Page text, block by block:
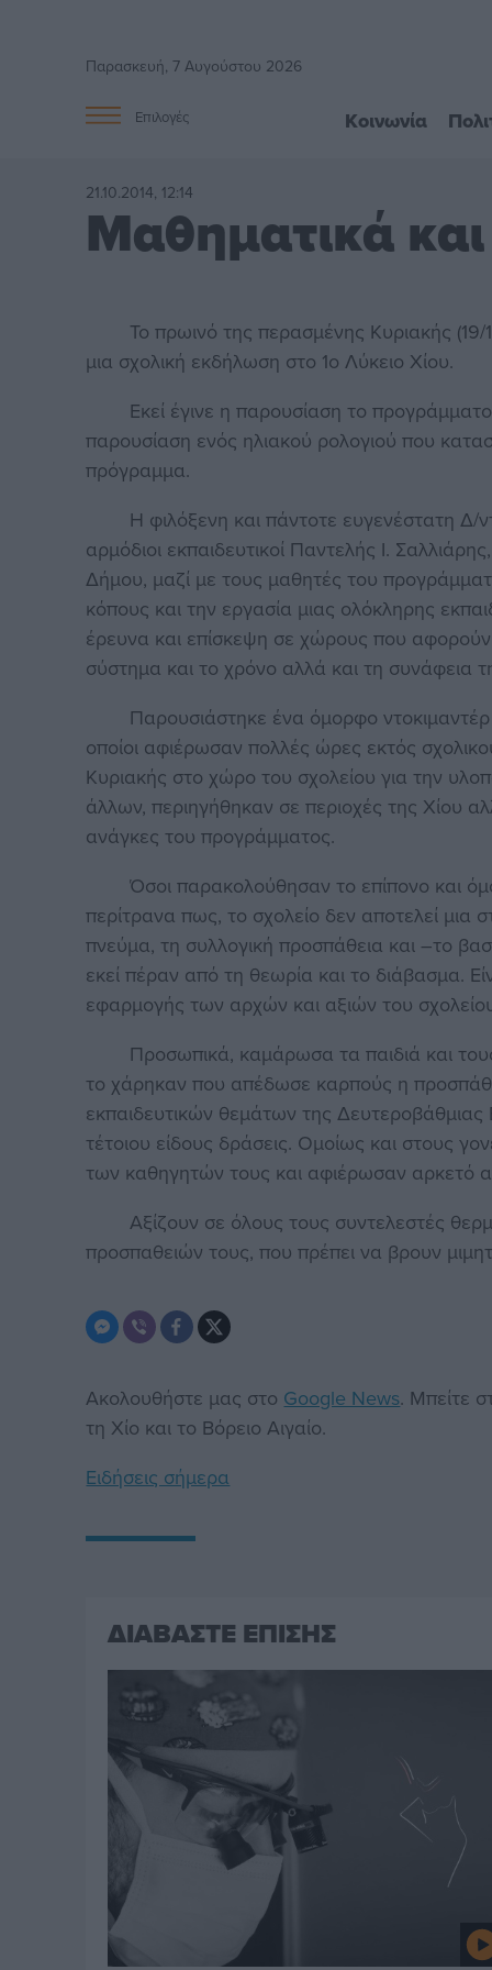
Παρασκευή, 7 Αυγούστου 2026
Επιλογές Κοινωνία
21.10.2014, 12:14
Μαθηματικά
Το πρωινό της περασμένης Κυριακής (19/
μια σχολική εκδήλωση στο 1ο Λύκειο Χίου.
Εκεί έγινε η παρουσίαση το
παρουσίαση ενός ηλιακού ρολογιού που
πρόγραμμα.
Η φιλόξενη και πάντοτε ευγενέστατη Δ/
αρμόδιοι εκπαιδευτικοί Παντελής Ι.
Δήμου, μαζί με τους μαθητές του
κόπους και την εργασία μιας ολόκληρης
έρευνα και επίσκεψη σε χώρους που
σύστημα και το χρόνο αλλά και τη συνάφεια
Παρουσιάστηκε ένα όμορφο ντοκιμαντέρ
οποίοι αφιέρωσαν πολλές ώρες εκτός
Κυριακής στο χώρο του σχολείου για την
άλλων, περιηγήθηκαν σε περιοχές της Χίου
ανάγκες του προγράμματος.
Όσοι παρακολούθησαν το επίπονο και
περίτρανα πως, το σχολείο δεν αποτελεί μια
πνεύμα, τη συλλογική προσπάθεια και –το
εκεί πέραν από τη θεωρία και το διάβασμα.
εφαρμογής των αρχών και αξιών του
Προσωπικά, καμάρωσα τα παιδιά και τους
το χάρηκαν που απέδωσε καρπούς η
εκπαιδευτικών θεμάτων της Δευτεροβάθμιας
τέτοιου είδους δράσεις. Ομοίως και στους
των καθηγητών τους και αφιέρωσαν αρκετό
Αξίζουν σε όλους τους συντελεστές
προσπαθειών τους, που πρέπει να βρουν
Ακολουθήστε μας στο Google News. Μπείτε
τη Χίο και το Βόρειο Αιγαίο.
Ειδήσεις σήμερα
ΔΙΑΒΑΣΤΕ ΕΠΙΣΗΣ